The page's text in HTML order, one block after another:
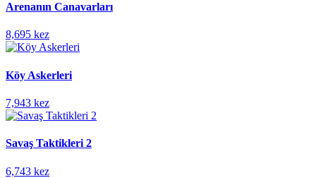
Arenanın Canavarları
8,695 kez
Köy Askerleri
7,943 kez
Savaş Taktikleri 2
6,743 kez